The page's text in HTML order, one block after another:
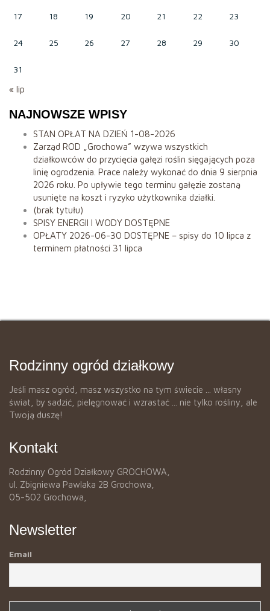
17 18 19 20 21 22 23
24 25 26 27 28 29 30
31
« lip
NAJNOWSZE WPISY
STAN OPŁAT NA DZIEŃ 1-08-2026
Zarząd ROD „Grochowa” wzywa wszystkich
działkowców do przycięcia gałęzi roślin sięgających poza
linię ogrodzenia. Prace należy wykonać do dnia 9 sierpnia
2026 roku. Po upływie tego terminu gałęzie zostaną
usunięte na koszt i ryzyko użytkownika działki.
(brak tytułu)
SPISY ENERGII I WODY DOSTĘPNE
OPŁATY 2026-06-30 DOSTĘPNE – spisy do 10 lipca z
terminem płatności 31 lipca
Rodzinny ogród działkowy
Jeśli masz ogród, masz wszystko na tym świecie ... własny
świat, by sadzić, pielęgnować i wzrastać ... nie tylko rośliny, ale
Twoją duszę!
Kontakt
Rodzinny Ogród Działkowy GROCHOWA,
ul. Zbigniewa Pawlaka 2B Grochowa,
05-502 Grochowa,
Newsletter
Email